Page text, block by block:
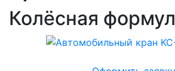
Колёсная